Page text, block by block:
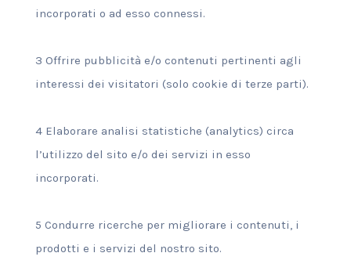
incorporati o ad esso connessi.
3 Offrire pubblicità e/o contenuti pertinenti agli
interessi dei visitatori (solo cookie di terze parti).
4 Elaborare analisi statistiche (analytics) circa
l’utilizzo del sito e/o dei servizi in esso
incorporati.
5 Condurre ricerche per migliorare i contenuti, i
prodotti e i servizi del nostro sito.